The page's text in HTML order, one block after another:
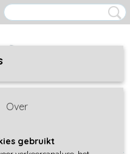
Over
gebruikt